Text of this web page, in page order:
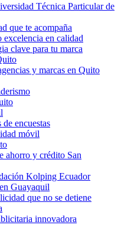
Técnica Particular de
que te acompaña
en calidad
clave para tu marca
y marcas en Quito
encuestas
móvil
ahorro y crédito San
Kolping Ecuador
Guayaquil
que no se detiene
innovadora